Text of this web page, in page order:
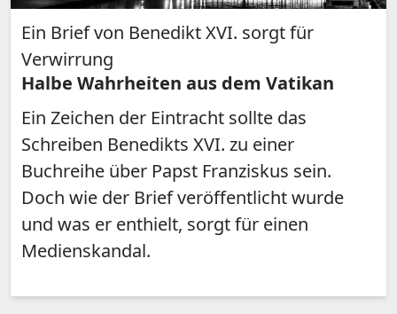
Ein Brief von Benedikt XVI. sorgt für
Verwirrung
Halbe Wahrheiten aus dem Vatikan
Ein Zeichen der Eintracht sollte das
Schreiben Benedikts XVI. zu einer
Buchreihe über Papst Franziskus sein.
Doch wie der Brief veröffentlicht wurde
und was er enthielt, sorgt für einen
Medienskandal.